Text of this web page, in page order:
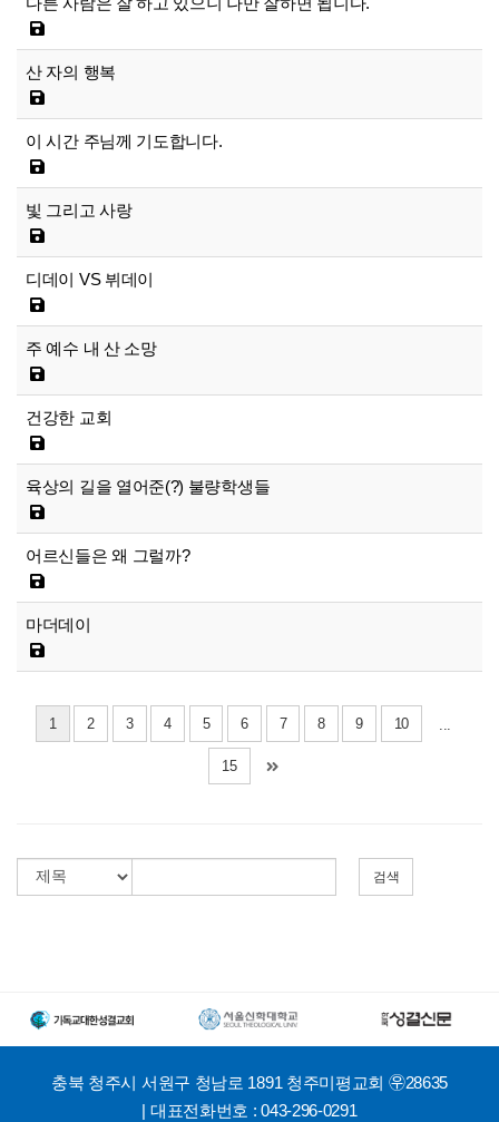
산 자의 행복
이 시간 주님께 기도합니다.
빛 그리고 사랑
디데이 VS 뷔데이
주 예수 내 산 소망
건강한 교회
육상의 길을 열어준(?) 불량학생들
어르신들은 왜 그럴까?
마더데이
1 2 3 4 5 6 7 8 9 10 ...
15
검색
충북 청주시 서원구 청남로 1891 청주미평교회 ㉾28635
| 대표전화번호 : 043-296-0291